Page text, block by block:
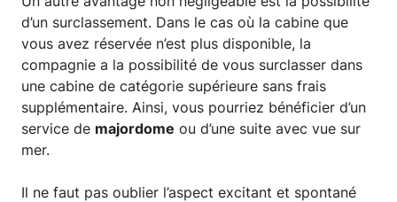
d’un surclassement. Dans le cas où la cabine que
vous avez réservée n’est plus disponible, la
compagnie a la possibilité de vous surclasser dans
une cabine de catégorie supérieure sans frais
supplémentaire. Ainsi, vous pourriez bénéficier d’un
service de majordome ou d’une suite avec vue sur
mer.
Il ne faut pas oublier l’aspect excitant et spontané